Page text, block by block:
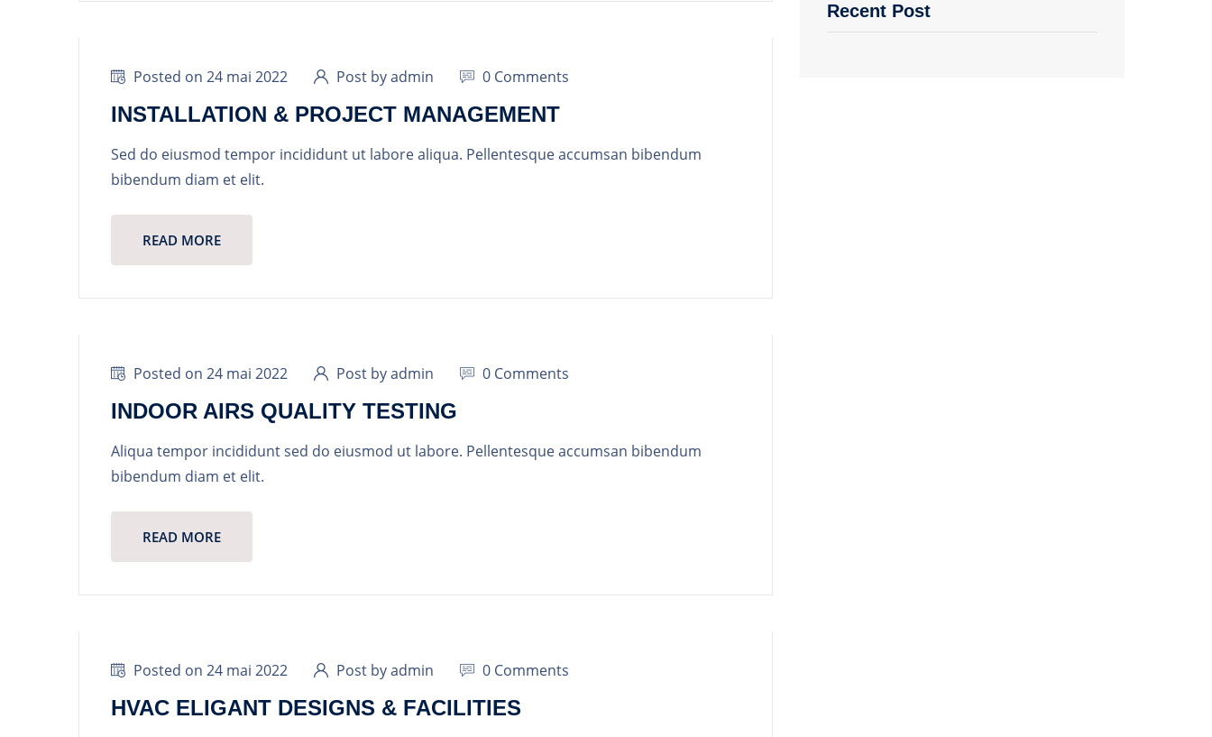
Posted on 24 mai 2022 Post by admin 0 Comments
INSTALLATION & PROJECT MANAGEMENT
Sed do eiusmod tempor incididunt ut labore aliqua. Pellentesque accumsan bibendum
bibendum diam et elit.
READ MORE
Posted on 24 mai 2022 Post by admin 0 Comments
INDOOR AIRS QUALITY TESTING
Aliqua tempor incididunt sed do eiusmod ut labore. Pellentesque accumsan bibendum
bibendum diam et elit.
READ MORE
Posted on 24 mai 2022 Post by admin 0 Comments
HVAC ELIGANT DESIGNS & FACILITIES
Recent Post